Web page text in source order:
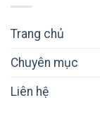
Trang chủ
Chuyên mục
Liên hệ